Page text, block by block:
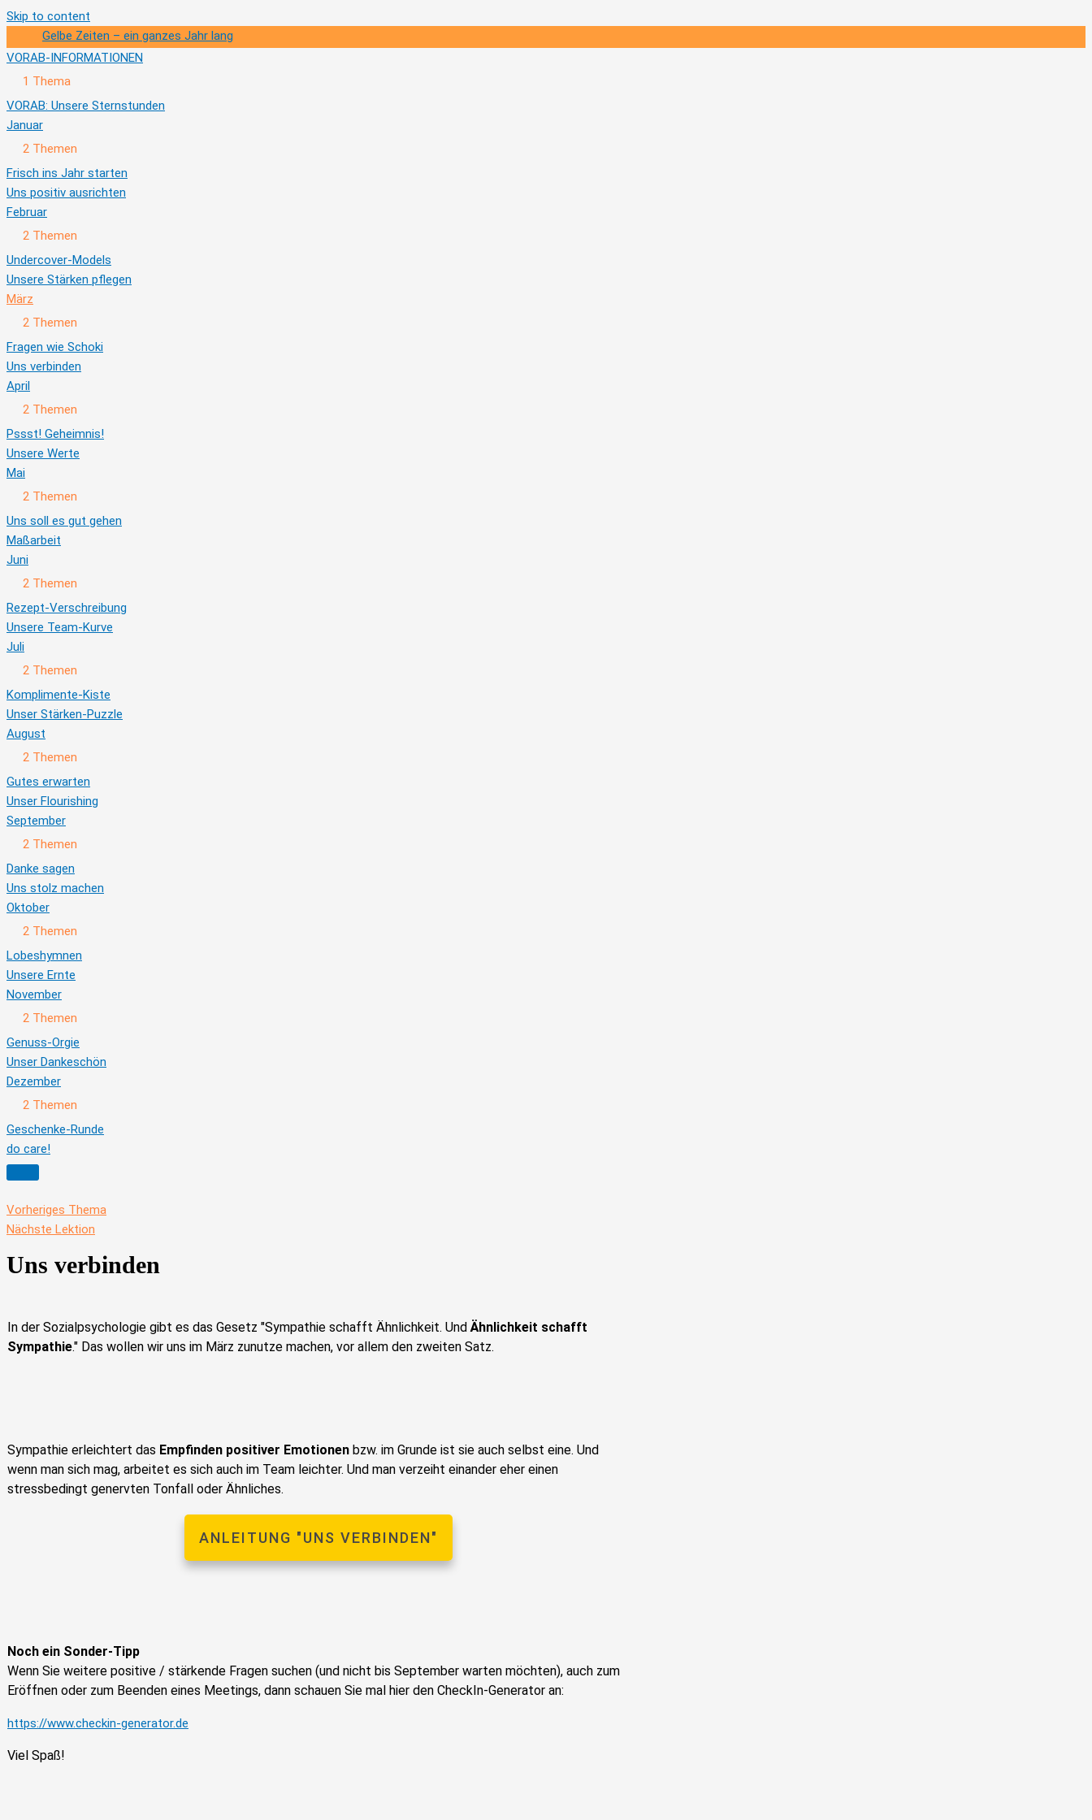
Skip to content
Gelbe Zeiten – ein ganzes Jahr lang
VORAB-INFORMATIONEN
Ausklappen
VORAB-
1 Thema
VORAB: Unsere Sternstunden
Januar
Ausklappen
Januar
2 Themen
Frisch ins Jahr starten
Uns positiv ausrichten
Februar
Ausklappen
Februar
2 Themen
Undercover-Models
Unsere Stärken pflegen
März
Zusammenklappen
März
2 Themen
Fragen wie Schoki
Uns verbinden
April
Ausklappen
April
2 Themen
Pssst! Geheimnis!
Unsere Werte
Mai
Ausklappen
Mai
2 Themen
Uns soll es gut gehen
Maßarbeit
Juni
Ausklappen
Juni
2 Themen
Rezept-Verschreibung
Unsere Team-Kurve
Juli
Ausklappen
Juli
2 Themen
Komplimente-Kiste
Unser Stärken-Puzzle
August
Ausklappen
August
2 Themen
Gutes erwarten
Unser Flourishing
September
Ausklappen
September
2 Themen
Danke sagen
Uns stolz machen
Oktober
Ausklappen
Oktober
2 Themen
Lobeshymnen
Unsere Ernte
November
Ausklappen
November
2 Themen
Genuss-Orgie
Unser Dankeschön
Dezember
Ausklappen
Dezember
2 Themen
Geschenke-Runde
do care!
Vorheriges Thema
Nächste Lektion
Uns verbinden
In der Sozialpsychologie gibt es das Gesetz "Sympathie schafft Ähnlichkeit. UndÄhnlichkeit schafft
Sympathie." Das wollen wir uns im März zunutze machen, vor allem den zweiten Satz.
Sympathie erleichtert das Empfinden positiver Emotionen bzw. im Grunde ist sie auch selbst eine. Und
wenn man sich mag, arbeitet es sich auch im Team leichter. Und man verzeiht einander eher einen
stressbedingt genervten Tonfall oder Ähnliches.
ANLEITUNG "UNS VERBINDEN"
Noch ein Sonder-Tipp
Wenn Sie weitere positive / stärkende Fragen suchen (und nicht bis September warten möchten), auch zum
Eröffnen oder zum Beenden eines Meetings, dann schauen Sie mal hier den CheckIn-Generator an:
https://www.checkin-generator.de
Viel Spaß!